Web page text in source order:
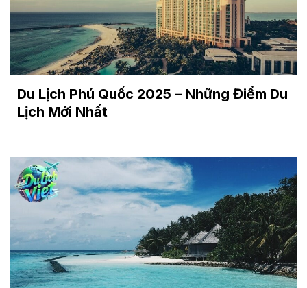
Du Lịch Phú Quốc 2025 – Những Điểm Du
Lịch Mới Nhất